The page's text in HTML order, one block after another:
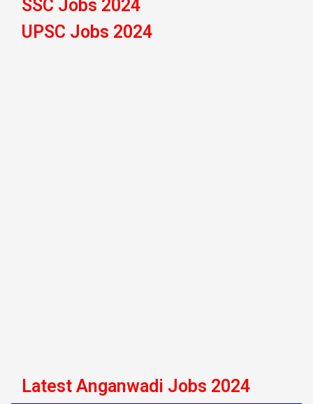
SSC Jobs 2024
UPSC Jobs 2024
Latest Anganwadi Jobs 2024